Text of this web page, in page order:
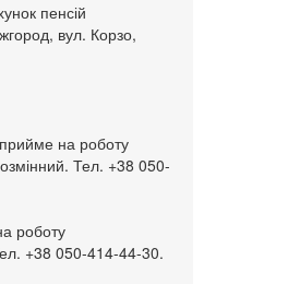
пенсій
вул. Корзо,
на роботу
Тел. +38 050-
роботу
+38 050-414-44-30.